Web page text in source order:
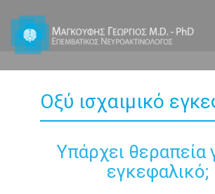
Οξύ ισχαιμικό
Υπάρχει θεραπεία
εγκεφαλικό;